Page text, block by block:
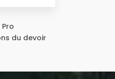
Pro
du devoir